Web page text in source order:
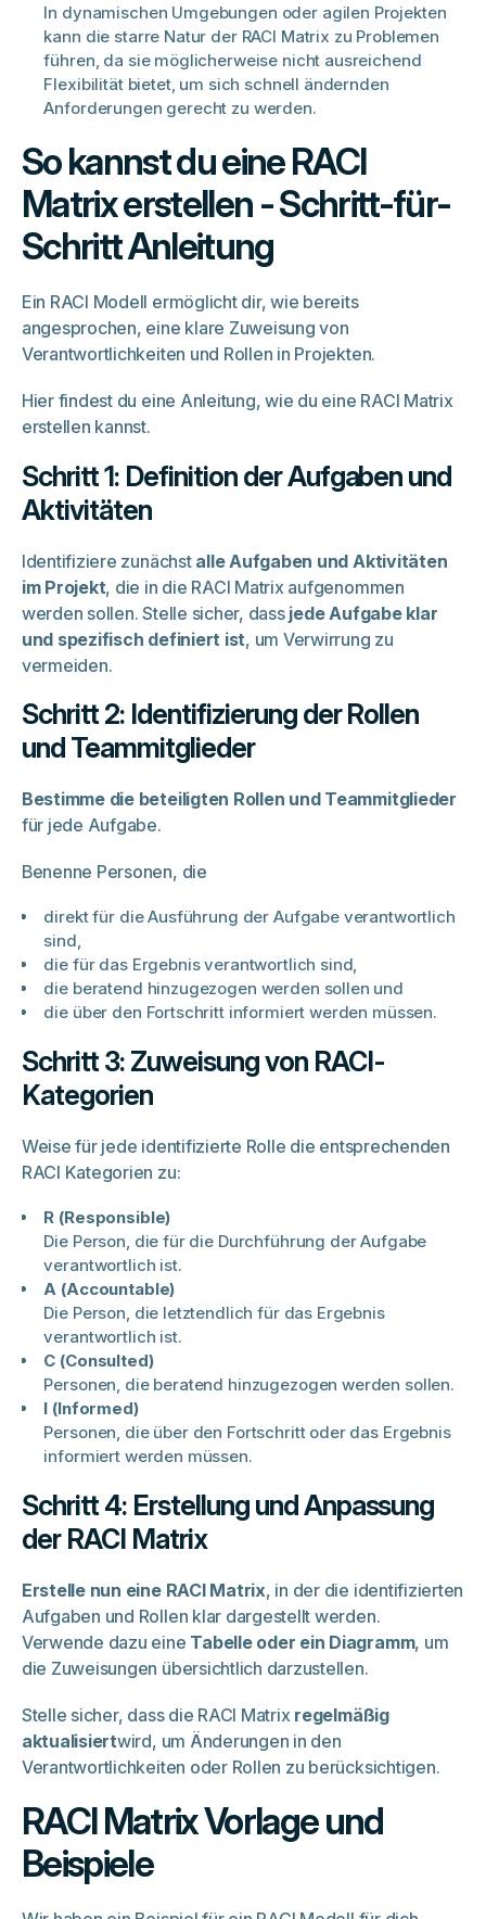
In dynamischen Umgebungen oder agilen Projekten
kann die starre Natur der RACI Matrix zu Problemen
führen, da sie möglicherweise nicht ausreichend
Flexibilität bietet, um sich schnell ändernden
Anforderungen gerecht zu werden.
So kannst du eine RACI
Matrix erstellen - Schritt-für-
Schritt Anleitung
Ein RACI Modell ermöglicht dir, wie bereits
angesprochen, eine klare Zuweisung von
Verantwortlichkeiten und Rollen in Projekten.
Hier findest du eine Anleitung, wie du eine RACI Matrix
erstellen kannst.
Schritt 1: Definition der Aufgaben und
Aktivitäten
Identifiziere zunächstalle Aufgaben und Aktivitäten
im Projekt, die in die RACI Matrix aufgenommen
werden sollen. Stelle sicher, dassjede Aufgabe klar
und spezifisch definiert ist, um Verwirrung zu
vermeiden.
Schritt 2: Identifizierung der Rollen
und Teammitglieder
Bestimme die beteiligten Rollen und Teammitglieder
für jede Aufgabe.
Benenne Personen, die
direkt für die Ausführung der Aufgabe verantwortlich
sind,
die für das Ergebnis verantwortlich sind,
die beratend hinzugezogen werden sollen und
die über den Fortschritt informiert werden müssen.
Schritt 3: Zuweisung von RACI-
Kategorien
Weise für jede identifizierte Rolle die entsprechenden
RACI Kategorien zu:
R (Responsible)
Die Person, die für die Durchführung der Aufgabe
verantwortlich ist.
A (Accountable)
Die Person, die letztendlich für das Ergebnis
verantwortlich ist.
C (Consulted)
Personen, die beratend hinzugezogen werden sollen.
I (Informed)
Personen, die über den Fortschritt oder das Ergebnis
informiert werden müssen.
Schritt 4: Erstellung und Anpassung
der RACI Matrix
Erstelle nun eine RACI Matrix, in der die identifizierten
Aufgaben und Rollen klar dargestellt werden.
Verwende dazu eine Tabelle oder ein Diagramm, um
die Zuweisungen übersichtlich darzustellen.
Stelle sicher, dass die RACI Matrix regelmäßig
aktualisiertwird, um Änderungen in den
Verantwortlichkeiten oder Rollen zu berücksichtigen.
RACI Matrix Vorlage und
Beispiele